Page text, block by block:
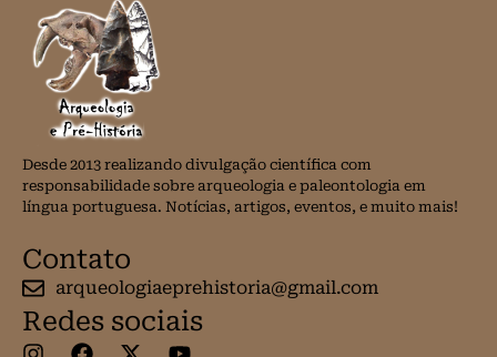
Desde 2013 realizando divulgação científica com
responsabilidade sobre arqueologia e paleontologia em
língua portuguesa. Notícias, artigos, eventos, e muito mais!
Contato
arqueologiaeprehistoria@gmail.com
Redes sociais